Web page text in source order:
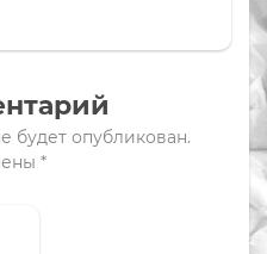
будет опубликован.
*